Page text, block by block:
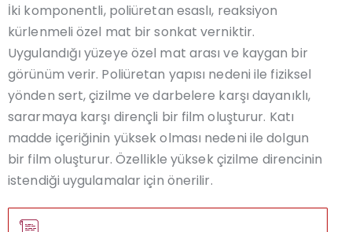
İki komponentli, poliüretan esaslı, reaksiyon
kürlenmeli özel mat bir sonkat verniktir.
Uygulandığı yüzeye özel mat arası ve kaygan bir
görünüm verir. Poliüretan yapısı nedeni ile fiziksel
yönden sert, çizilme ve darbelere karşı dayanıklı,
sararmaya karşı dirençli bir film oluşturur. Katı
madde içeriğinin yüksek olması nedeni ile dolgun
bir film oluşturur. Özellikle yüksek çizilme direncinin
istendiği uygulamalar için önerilir.